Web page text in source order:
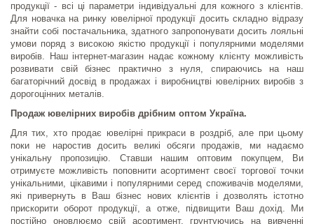
продукції - всі ці параметри індивідуальні для кожного з клієнтів.
Для новачка на ринку ювелірної продукції досить складно відразу
знайти собі постачальника, здатного запропонувати досить лояльні
умови поряд з високою якістю продукції і популярними моделями
виробів. Наш інтернет-магазин надає кожному клієнту можливість
розвивати свій бізнес практично з нуля, спираючись на наш
багаторічний досвід в продажах і виробництві ювелірних виробів з
дорогоцінних металів.
Продаж ювелірних виробів дрібним оптом Україна.
Для тих, хто продає ювелірні прикраси в роздріб, але при цьому
поки не наростив досить великі обсяги продажів, ми надаємо
унікальну пропозицію. Ставши нашим оптовим покупцем, Ви
отримуєте можливість поповнити асортимент своєї торгової точки
унікальними, цікавими і популярними серед споживачів моделями,
які привернуть в Ваш бізнес нових клієнтів і дозволять істотно
прискорити оборот продукції, а отже, підвищити Ваш дохід. Ми
постійно оновлюємо свій асортимент, грунтуючись на вивченні